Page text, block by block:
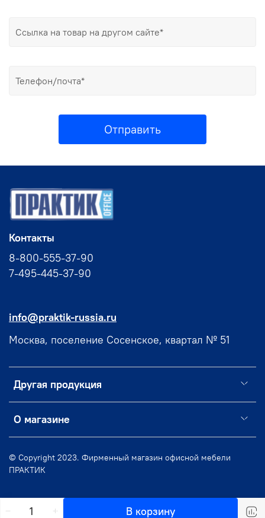
В корзину
Отправить
Другая продукция
О магазине
Контакты
8-800-555-37-90
7-495-445-37-90
info@praktik-russia.ru
Москва, поселение Сосенское, квартал № 51
© Copyright 2023. Фирменный магазин офисной мебели
ПРАКТИК